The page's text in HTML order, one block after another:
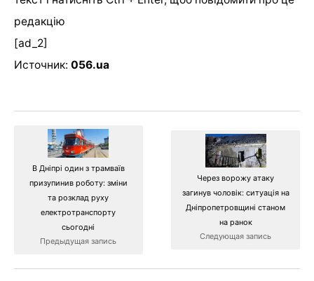
редакцію
[ad_2]
Источник: 056.ua
В Дніпрі один з трамваїв
призупинив роботу: зміни
та розклад руху
електротранспорту
сьогодні
Предыдущая запись
Через ворожу атаку
загинув чоловік: ситуація на
Дніпропетровщині станом
на ранок
Следующая запись